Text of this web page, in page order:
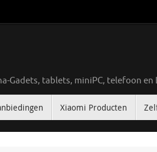
Gadets, tablets, miniPC, telefoon
Xiaomi Producten